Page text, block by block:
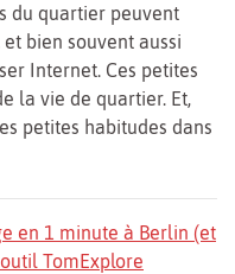
du quartier peuvent
bien souvent aussi
Internet. Ces petites
la vie de quartier. Et,
petites habitudes dans
en 1 minute à Berlin (et
TomExplore